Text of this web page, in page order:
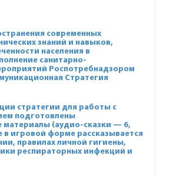
современных
знаний и навыков,
населения в
санитарно-
Роспотребнадзором
Стратегия
стратегии для работы с
подготовлены
(аудио-сказки — 6,
игровой форме рассказывается
правилах личной гигиены,
респираторных инфекций и